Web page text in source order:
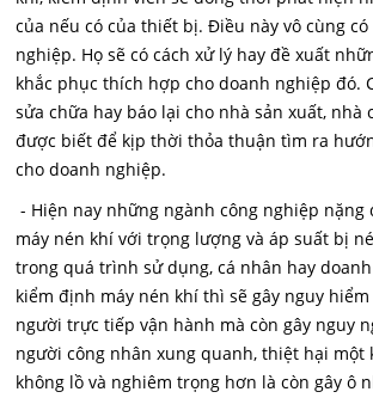
của nếu có của thiết bị. Điều này vô cùng
nghiệp. Họ sẽ có cách xử lý hay đề xuất
khắc phục thích hợp cho doanh nghiệp đó.
sửa chữa hay báo lại cho nhà sản xuất, nhà
được biết để kịp thời thỏa thuận tìm ra
cho doanh nghiệp.
- Hiện nay những ngành công nghiệp
máy nén khí với trọng lượng và áp suất bị
trong quá trình sử dụng, cá nhân hay
kiểm định máy nén khí thì sẽ gây nguy
người trực tiếp vận hành mà còn gây nguy
người công nhân xung quanh, thiệt hại một
không lồ và nghiêm trọng hơn là còn gây ô